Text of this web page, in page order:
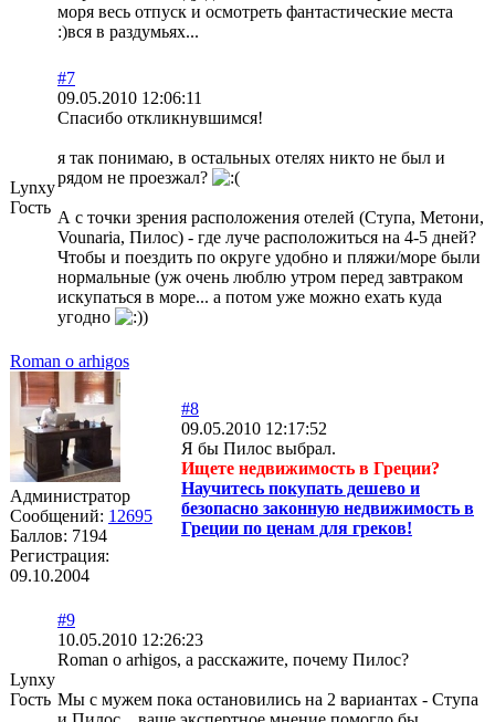
моря весь отпуск и осмотреть фантастические места
:)вся в раздумьях...
Lynxy
Гость
#7
09.05.2010 12:06:11
Спасибо откликнувшимся!
я так понимаю, в остальных отелях никто не был и
рядом не проезжал?
А с точки зрения расположения отелей (Ступа, Метони,
Vounaria, Пилос) - где луче расположиться на 4-5 дней?
Чтобы и поездить по округе удобно и пляжи/море были
нормальные (уж очень люблю утром перед завтраком
искупаться в море... а потом уже можно ехать куда
угодно
)
Roman o arhigos
Администратор
Сообщений: 12695
Баллов: 7194
Регистрация:
09.10.2004
#8
09.05.2010 12:17:52
Я бы Пилос выбрал.
Ищете недвижимость в Греции?
Научитесь покупать дешево и
безопасно законную недвижимость в
Греции по ценам для греков!
Lynxy
Гость
#9
10.05.2010 12:26:23
Roman o arhigos, а расскажите, почему Пилос?
Мы с мужем пока остановились на 2 вариантах - Ступа